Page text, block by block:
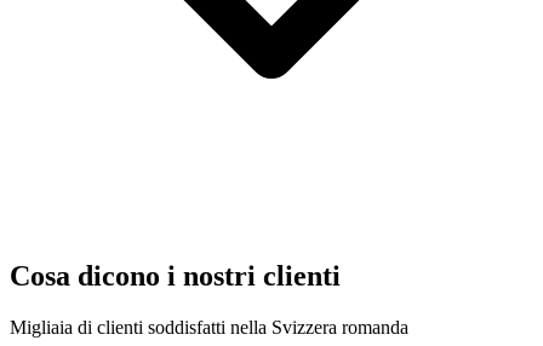
Cosa dicono i nostri clienti
Migliaia di clienti soddisfatti nella Svizzera romanda